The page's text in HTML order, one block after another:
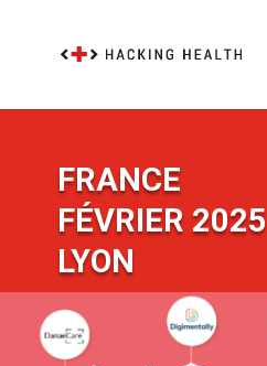
FRANCE
FÉVRIER 2025
LYON